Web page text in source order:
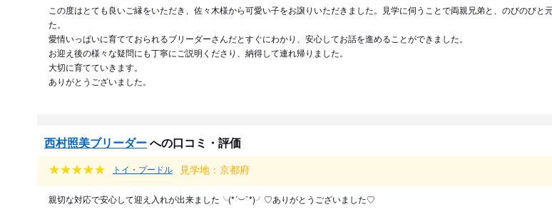
この度はとても良いご縁をいただき、佐々木様から可愛い子をお譲りいただきました。見学に伺うことで両親兄弟と、のびのび
た。
愛情いっぱいに育てておられるブリーダーさんだとすぐにわかり、安心してお話を進めることができました。
お迎え後の様々な疑問にも丁寧にご説明くださり、納得して連れ帰りました。
大切に育てていきます。
ありがとうございました。
西村照美ブリーダーへの口コミ・評価
トイ・プードル 見学地：京都府
親切な対応で安心して迎え入れが出来ました╰(*´︶`*)╯♡ありがとうございました♡